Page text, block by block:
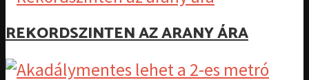
REKORDSZINTEN AZ ARANY ÁRA